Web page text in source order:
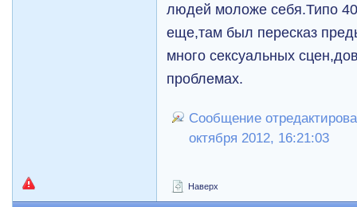
людей моложе себя.Типо
еще,там был пересказ
много сексуальных
проблемах.
Сообщение
октября 2012, 16:21:03
Наверх